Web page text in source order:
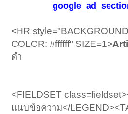
<HR
COLOR: #ffffff" SIZE=1>
ดำ
<FIELDSET
แนบข้อความ</